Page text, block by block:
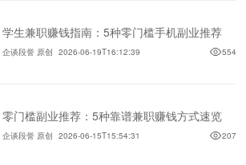
学生兼职赚钱指南：5种零门槛手机副业推荐
企谈段誉 原创 2026-06-19T16:12:39 554
零门槛副业推荐：5种靠谱兼职赚钱方式速览
企谈段誉 原创 2026-06-15T15:54:31 207